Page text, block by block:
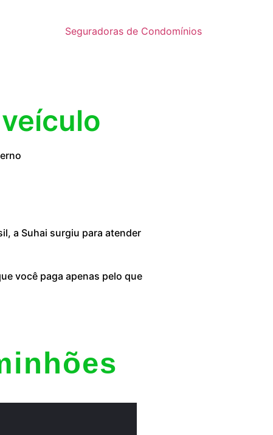
Seguradoras de Condomínios
a Suhai surgiu para atender
você paga apenas pelo que